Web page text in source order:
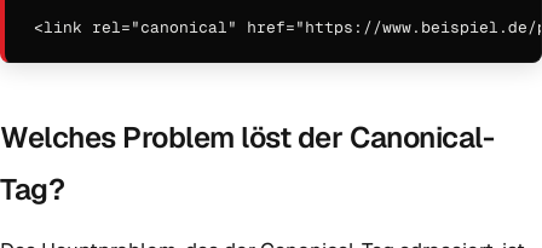
<link rel="canonical" href="https://www.beispiel.de/
Welches Problem löst der Canonical-
Tag?